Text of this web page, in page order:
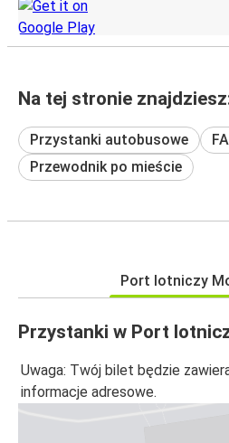
Na tej stronie
Przystanki autobusowe
Przewodnik po mieście
Port lotniczy
Przystanki w Port
Uwaga: Twój bilet będzie
informacje adresowe.